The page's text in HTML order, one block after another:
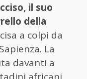
il suo
della
a colpi da
La
davanti a
africani